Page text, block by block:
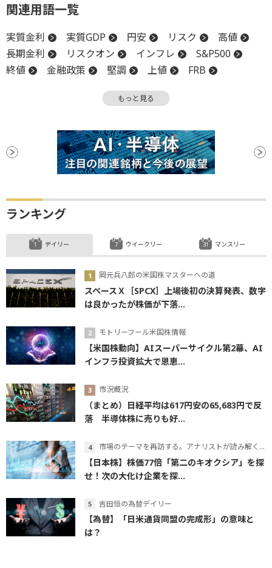
関連用語一覧
実質金利 実質GDP 円安 リスク
高値
長期金利
リスクオン インフレ
S&P500
終値
金融政策 堅調 上値
FRB
地政学リスク デフレ
もっと見る
ランキング
デイリー
岡元兵八郎の米国株マスターへの道
スペースＸ［SPCX］上場後初の決算発表、数字
は良かったが株価が下落...
モトリーフール米国株情報
【米国株動向】AIスーパーサイクル第2幕、AI
インフラ投資拡大で恩恵...
市況概況
（まとめ）日経平均は617円安の65,683円で反
落 半導体株に売りも好...
市場のテーマを再訪する。アナリストが読み解くテーマの本質
【日本株】株価77倍「第二のキオクシア」を探
せ！次の大化け企業を探...
吉田恒の為替デイリー
【為替】「日米通貨同盟の完成形」の意味と
は？
ウイークリー マンスリー